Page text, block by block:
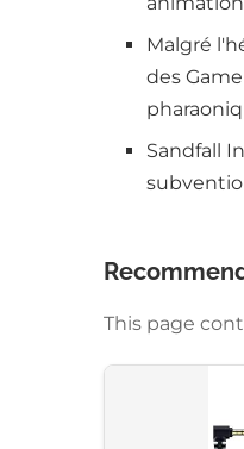
Malgré
des
Sandfall
This page